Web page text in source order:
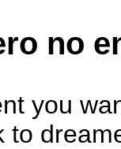
no
you
to